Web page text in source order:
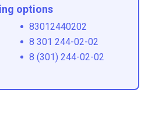
options
83012440202
8 301 244-02-02
8 (301) 244-02-02